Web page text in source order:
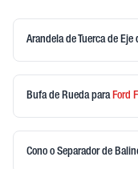
Arandela de Tuerca de Eje
Bufa de Ruedapara Ford
Cono o Separador de